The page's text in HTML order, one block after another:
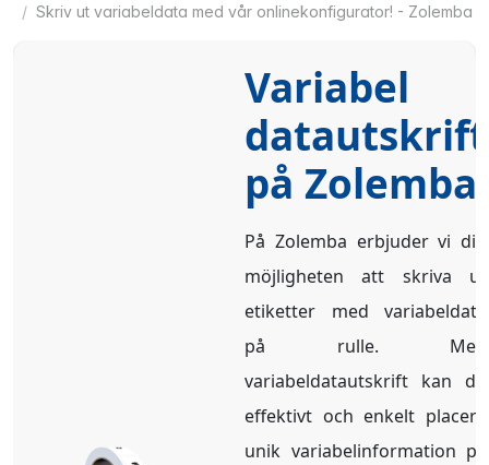
Skriv ut variabeldata med vår onlinekonfigurator! - Zolemba
Variabel
datautskrift
på Zolemba
På Zolemba erbjuder vi dig
möjligheten att skriva ut
etiketter med variabeldata
på rulle. Med
variabeldatautskrift kan du
effektivt och enkelt placera
unik variabelinformation på